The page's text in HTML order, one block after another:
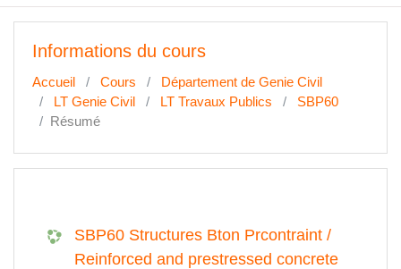
Informations du cours
Accueil Cours
Département de Genie Civil
LT Genie Civil
LT Travaux Publics
SBP60
Résumé
SBP60 Structures Bton Prcontraint /
Reinforced and prestressed concrete